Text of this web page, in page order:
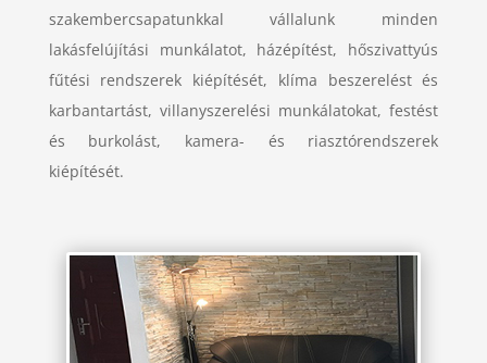
szakembercsapatunkkal vállalunk minden
lakásfelújítási munkálatot, házépítést, hőszivattyús
fűtési rendszerek kiépítését, klíma beszerelést és
karbantartást, villanyszerelési munkálatokat, festést
és burkolást, kamera- és riasztórendszerek
kiépítését.